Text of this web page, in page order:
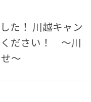
た！ 川越キャン
ください！ ～川
～